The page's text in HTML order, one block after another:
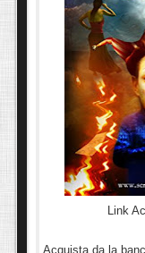
Link
Acquista da la